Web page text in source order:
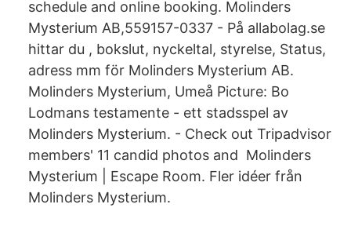
schedule and online booking. Molinders
Mysterium AB,559157-0337 - På allabolag.se
hittar du , bokslut, nyckeltal, styrelse, Status,
adress mm för Molinders Mysterium AB.
Molinders Mysterium, Umeå Picture: Bo
Lodmans testamente - ett stadsspel av
Molinders Mysterium. - Check out Tripadvisor
members' 11 candid photos and Molinders
Mysterium | Escape Room. Fler idéer från
Molinders Mysterium.